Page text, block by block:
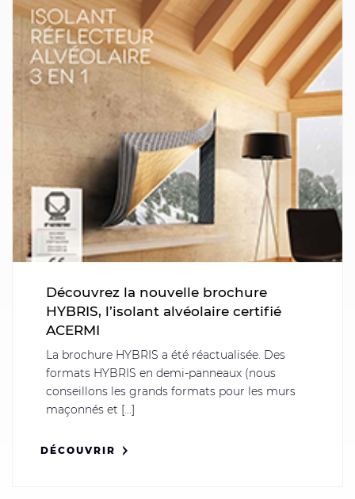
Découvrez la nouvelle brochure
HYBRIS, l’isolant alvéolaire certifié
ACERMI
La brochure HYBRIS a été réactualisée. Des
formats HYBRIS en demi-panneaux (nous
conseillons les grands formats pour les murs
maçonnés et [...]
DÉCOUVRIR